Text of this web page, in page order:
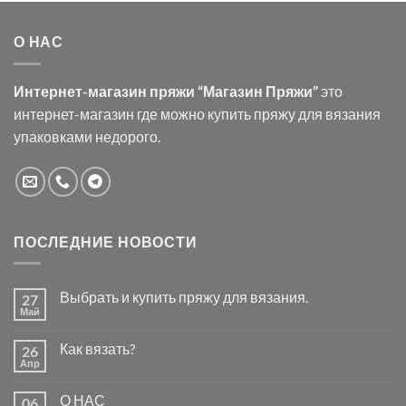
О НАС
Интернет-магазин пряжи “Магазин Пряжи”это
интернет-магазин где можно купить пряжу для вязания
упаковками недорого.
ПОСЛЕДНИЕ НОВОСТИ
27
Май
Выбрать и купить пряжу для вязания.
Выбрать
для
26
Апр
Как вязать?
Как
О НАС